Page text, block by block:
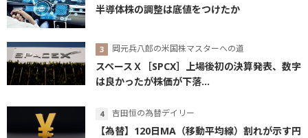
半導体株の調整は底値をつけたか
岡元兵八郎の米国株マスターへの道
スペースＸ［SPCX］上場後初の決算発表、数字
は良かったが株価が下落...
吉田恒の為替デイリー
【為替】120日MA（移動平均線）割れが示す円